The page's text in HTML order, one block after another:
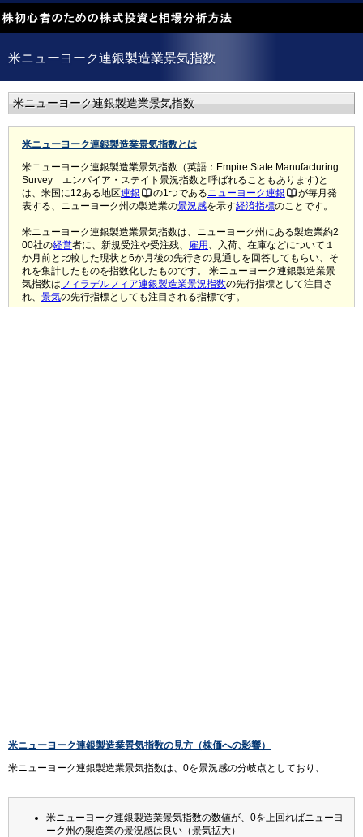
米ニューヨーク連銀製造業景気指数
米ニューヨーク連銀製造業景気指数
米ニューヨーク連銀製造業景気指数とは
米ニューヨーク連銀製造業景気指数（英語：Empire State Manufacturing
Survey エンパイア・ステイト景況指数と呼ばれることもあります)と
は、米国に12ある地区連銀 の1つであるニューヨーク連銀
が毎月発
表する、ニューヨーク州の製造業の景況感を示す経済指標のことです。
米ニューヨーク連銀製造業景気指数は、ニューヨーク州にある製造業約2
00社の経営者に、新規受注や受注残、 雇用 、入荷、在庫などについて１
か月前と比較した現状と6か月後の先行きの見通しを回答してもらい、そ
れを集計したものを指数化したものです。 米ニューヨーク連銀製造業景
気指数はフィラデルフィア連銀製造業景況指数の先行指標として注目さ
れ、 景気の先行指標としても注目される指標です。
米ニューヨーク連銀製造業景気指数の見方（株価への影響）
米ニューヨーク連銀製造業景気指数は、0を景況感の分岐点としており、
米ニューヨーク連銀製造業景気指数の数値が、0を上回ればニューヨ
ーク州の製造業の景況感は良い（景気拡大）